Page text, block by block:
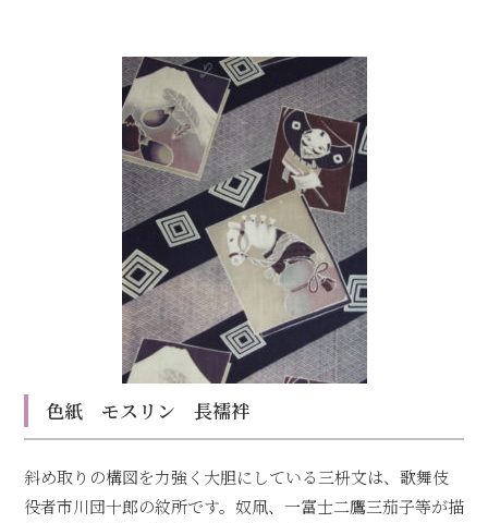
色紙 モスリン 長襦袢
斜め取りの構図を力強く大胆にしている三枡文は、歌舞伎
役者市川団十郎の紋所です。奴凧、一富士二鷹三茄子等が描